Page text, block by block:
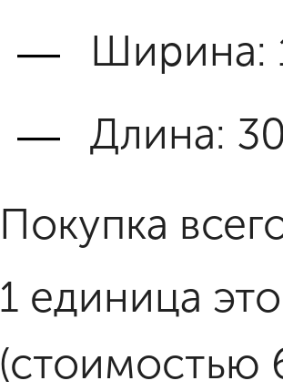
Ширина:
Длина:
Покупка
1 единица
(стоимостью